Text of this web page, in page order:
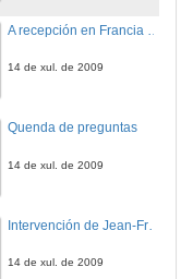
14 de xul. de 2009
Quenda de preguntas
14 de xul. de 2009
14 de xul. de 2009